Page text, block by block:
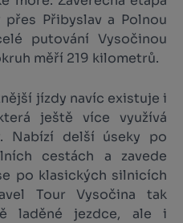
Přibyslav a Polnou
putování Vysočinou
měří 219 kilometrů.
jízdy navíc existuje i
ještě více využívá
Nabízí delší úseky po
cestách a zavede
po klasických silnicích
Tour Vysočina tak
laděné jezdce, ale i